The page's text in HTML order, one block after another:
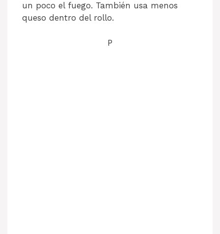
un poco el fuego. También usa menos
queso dentro del rollo.
P